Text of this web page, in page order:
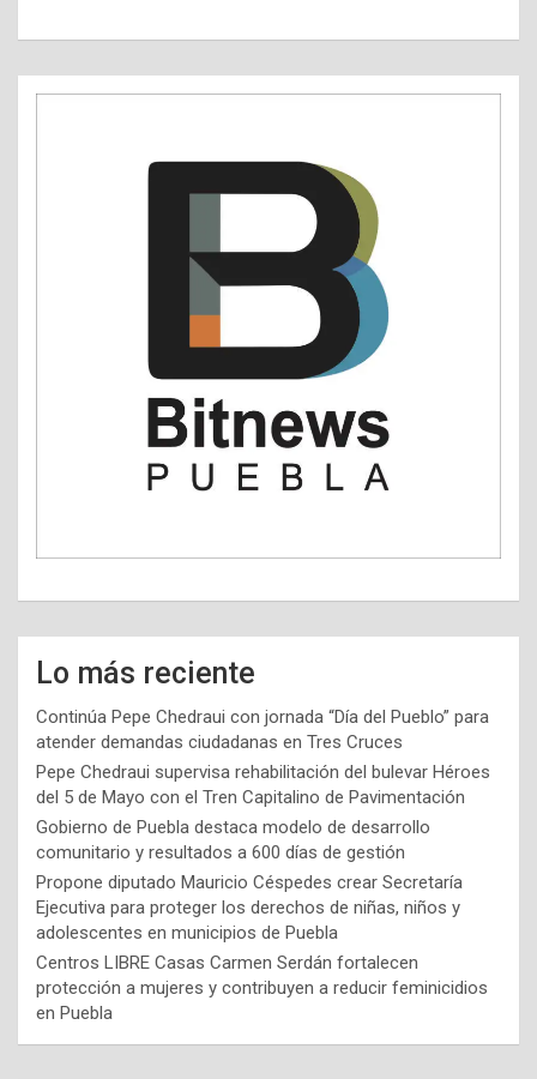
Lo más reciente
Continúa Pepe Chedraui con jornada “Día del Pueblo” para
atender demandas ciudadanas en Tres Cruces
Pepe Chedraui supervisa rehabilitación del bulevar Héroes
del 5 de Mayo con el Tren Capitalino de Pavimentación
Gobierno de Puebla destaca modelo de desarrollo
comunitario y resultados a 600 días de gestión
Propone diputado Mauricio Céspedes crear Secretaría
Ejecutiva para proteger los derechos de niñas, niños y
adolescentes en municipios de Puebla
Centros LIBRE Casas Carmen Serdán fortalecen
protección a mujeres y contribuyen a reducir feminicidios
en Puebla